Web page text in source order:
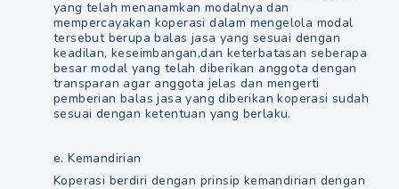
yang telah menanamkan modalnya dan
mempercayakan koperasi dalam mengelola modal
tersebut berupa balas jasa yang sesuai dengan
keadilan, keseimbangan,dan keterbatasan seberapa
besar modal yang telah diberikan anggota dengan
transparan agar anggota jelas dan mengerti
pemberian balas jasa yang diberikan koperasi sudah
sesuai dengan ketentuan yang berlaku.
e. Kemandirian
Koperasi berdiri dengan prinsip kemandirian dengan